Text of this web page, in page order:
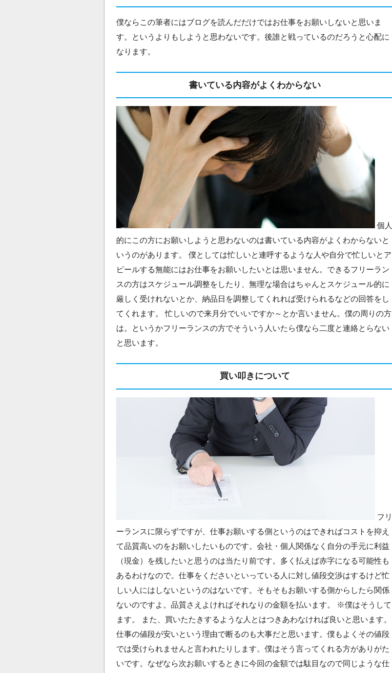
僕ならこの筆者にはブログを読んだだけではお仕事をお願いしないと思いま
す。というよりもしようと思わないです。後誰と戦っているのだろうと心配に
なります。
書いている内容がよくわからない
個人
的にこの方にお願いしようと思わないのは書いている内容がよくわからないと
いうのがあります。 僕としては忙しいと連呼するような人や自分で忙しいとア
ピールする無能にはお仕事をお願いしたいとは思いません。できるフリーラン
スの方はスケジュール調整をしたり、無理な場合はちゃんとスケジュール的に
厳しく受けれないとか、納品日を調整してくれれば受けられるなどの回答をし
てくれます。 忙しいので来月分でいいですか～とか言いません。僕の周りの方
は。というかフリーランスの方でそういう人いたら僕なら二度と連絡とらない
と思います。
買い叩きについて
フリ
ーランスに限らずですが、仕事お願いする側というのはできればコストを抑え
て品質高いのをお願いしたいものです。会社・個人関係なく自分の手元に利益
（現金）を残したいと思うのは当たり前です。多く払えば赤字になる可能性も
あるわけなので。仕事をくださいといっている人に対し値段交渉はするけど忙
しい人にはしないというのはないです。そもそもお願いする側からしたら関係
ないのですよ。品質さえよければそれなりの金額を払います。 ※僕はそうして
ます。 また、買いたたきするような人とはつきあわなければ良いと思います。
仕事の値段が安いという理由で断るのも大事だと思います。僕もよくその値段
では受けられませんと言われたりします。僕はそう言ってくれる方がありがた
いです。なぜなら次お願いするときに今回の金額では駄目なので同じような仕